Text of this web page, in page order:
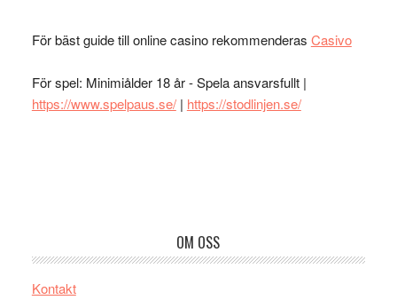
För bäst guide till online casino rekommenderas Casivo
För spel: Minimiålder 18 år - Spela ansvarsfullt |
https://www.spelpaus.se/| https://stodlinjen.se/
OM OSS
Kontakt